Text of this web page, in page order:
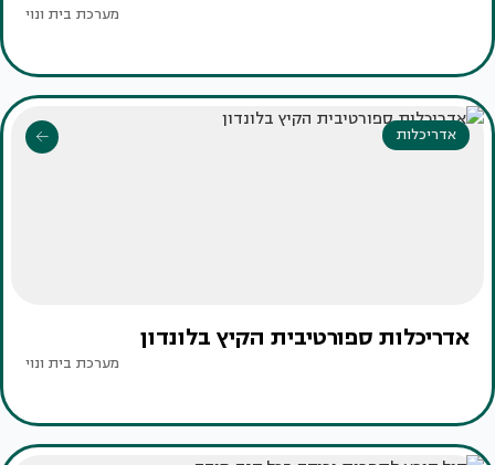
מערכת בית ונוי
אדריכלות
אדריכלות ספורטיבית הקיץ בלונדון
מערכת בית ונוי